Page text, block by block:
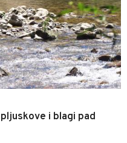
i blagi pad